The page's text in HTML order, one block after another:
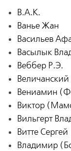
В.А.К.
Ванье Жан
Васильев
Васылык
Веббер Р.Э.
Вениамин
Виктор
Вильгерт
Витте Сергей
Владимир